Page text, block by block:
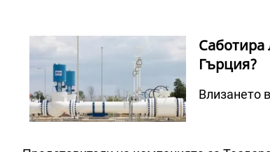
Саботира
Гърция?
Влизането